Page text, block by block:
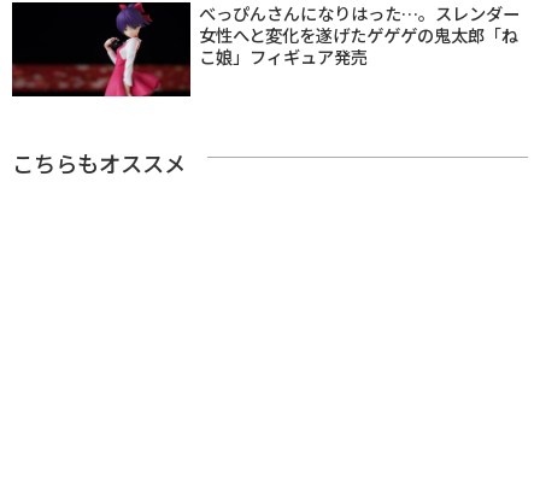
べっぴんさんになりはった…。スレンダー
女性へと変化を遂げたゲゲゲの鬼太郎「ね
こ娘」フィギュア発売
こちらもオススメ